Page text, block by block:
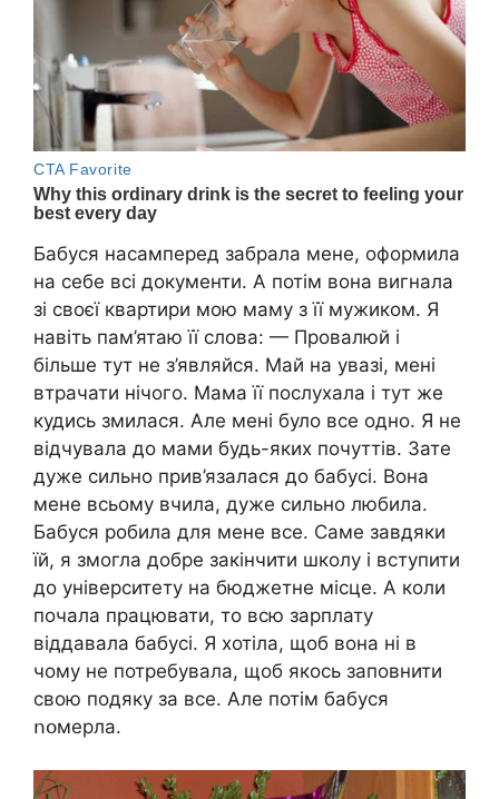
Бабуся насамперед забрала мене, оформила
на себе всі документи. А потім вона вигнала
зі своєї квартири мою маму з її мужиком. Я
навіть пам’ятаю її слова: — Провалюй і
більше тут не з’являйся. Май на увазі, мені
втрачати нічого. Мама її послухала і тут же
кудись змилася. Але мені було все одно. Я не
відчувала до мами будь-яких почуттів. Зате
дуже сильно прив’язалася до бабусі. Вона
мене всьому вчила, дуже сильно любила.
Бабуся робила для мене все. Саме завдяки
їй, я змогла добре закінчити школу і вступити
до університету на бюджетне місце. А коли
почала працювати, то всю зарплату
віддавала бабусі. Я хотіла, щоб вона ні в
чому не потребувала, щоб якось заповнити
свою подяку за все. Але потім бабуся
ոօмepла.